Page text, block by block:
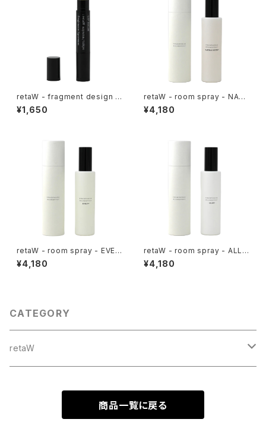
retaW - fragment design -
lip balm - black
¥1,650
retaW - room spray - NAT
URAL MYSTIC*
¥4,180
retaW - room spray - EVEL
YN*
¥4,180
retaW - room spray - ALLE
N*
¥4,180
CATEGORY
retaW
商品一覧に戻る